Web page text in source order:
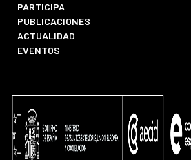
PARTICIPA
PUBLICACIONES
ACTUALIDAD
EVENTOS